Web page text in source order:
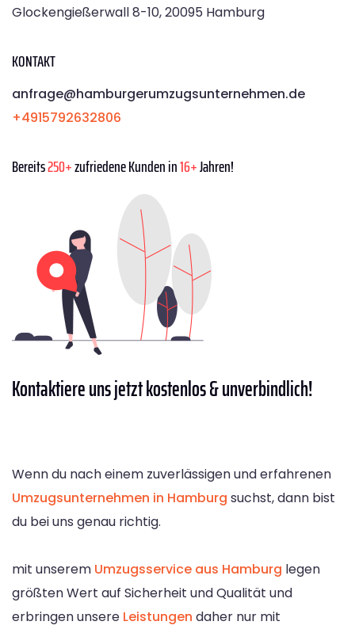
Glockengießerwall 8-10, 20095 Hamburg
KONTAKT
anfrage@hamburgerumzugsunternehmen.de
+4915792632806
Bereits250+zufriedene Kunden in16+Jahren!
Kontaktiereuns jetzt kostenlos & unverbindlich!
Wenn du nach einem zuverlässigen und erfahrenen
Umzugsunternehmen in Hamburg suchst, dann bist
du bei uns genau richtig.
mit unserem Umzugsservice aus Hamburg legen
größten Wert auf Sicherheit und Qualität und
erbringen unsere Leistungen daher nur mit